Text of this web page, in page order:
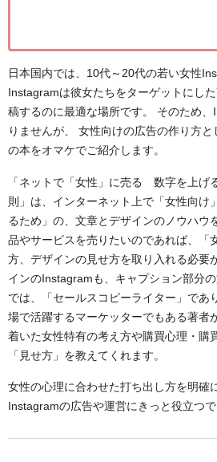
日本国内では、10代～20代の若い女性
Instagramは彼女たちをターゲットにし
稿するのに最適な場所です。 そのため
りませんが、 女性向けの広告の作り方
の本をオマケでご紹介します。
「ネットで「女性」に売る 数字を上げ
則」は、インターネット上で「女性向け
るため」の、文章とデザインのノウハウ
品やサービスを売りたいのであれば、「
方、デザインの見せ方を取り入れる必要
インのInstagramも、キャプション部分
では、「セールスコピーライター」であ
場で活躍するマーケッターでもある著者
着いた女性特有の考え方や購買心理・購
「見せ方」を教えてくれます。
女性の心理に合わせた打ち出し方を明確
Instagramの広告や運営にきっと役立つで